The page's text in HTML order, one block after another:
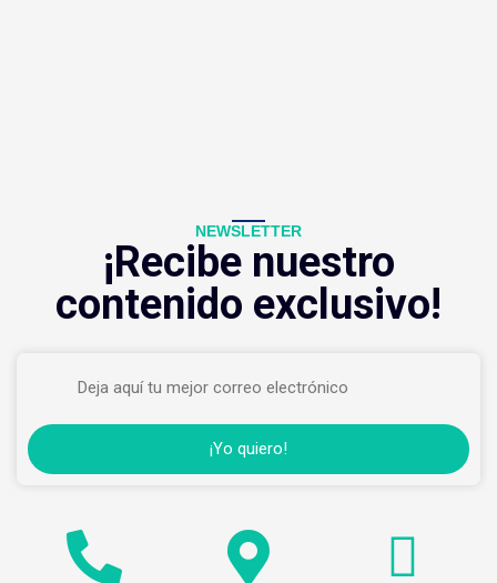
NEWSLETTER
¡Recibe nuestro
contenido exclusivo!​
¡Yo quiero!